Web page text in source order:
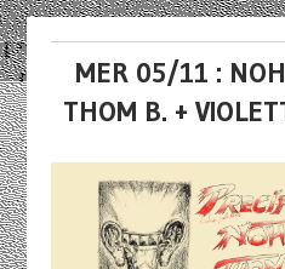
MER 05/11 :
THOM B. +